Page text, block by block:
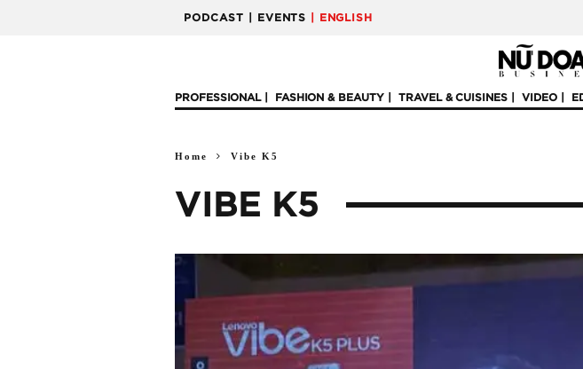
PODCAST | EVENTS | ENGLISH
PROFESSIONAL FASHION & BEAUTY TRAVEL & CUISINES VIDEO
Home Vibe K5
VIBE K5